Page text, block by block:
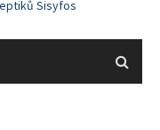
Sisyfos